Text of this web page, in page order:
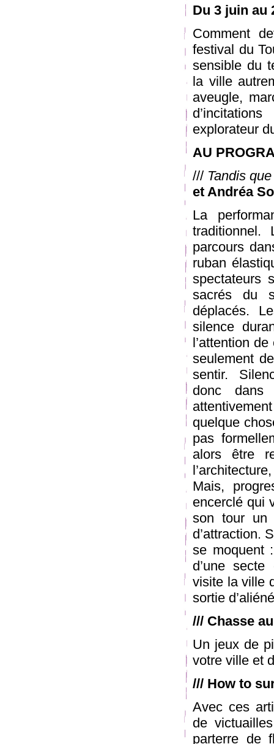
Du 3 juin au
Comment
festival du
sensible du
la ville
aveugle,
explorateur
AU
/// Tandis
et Andréa
La
parcours
ruban
spectateurs
sacrés du
déplacés.
silence
l’attention
seulement
sentir.
donc
quelque
pas
alors être
Mais,
encerclé qui
son tour un
d’attraction.
se moquent
d’une secte
visite la ville
sortie
/// Chasse
Un jeux de
votre ville et
/// How to
Avec ces
de
parterre de